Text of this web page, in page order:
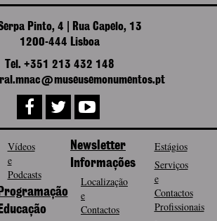
Pinto, 4 | Rua Capelo, 13
1200-444 Lisboa
Tel. +351 213 432 148
Vídeos
e
Podcasts
Programação
Educação
Newsletter
Informações
Localização
e
Contactos
Estágios
Serviços
e
Contactos
Profissionais